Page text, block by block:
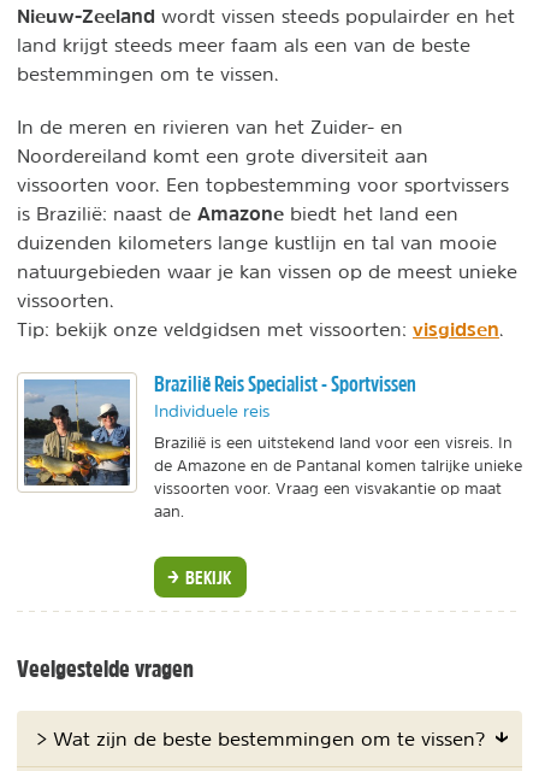
Nieuw-Zeeland wordt vissen steeds populairder en het
land krijgt steeds meer faam als een van de beste
bestemmingen om te vissen.
In de meren en rivieren van het Zuider- en
Noordereiland komt een grote diversiteit aan
vissoorten voor. Een topbestemming voor sportvissers
is Brazilië: naast de Amazone biedt het land een
duizenden kilometers lange kustlijn en tal van mooie
natuurgebieden waar je kan vissen op de meest unieke
vissoorten.
Tip: bekijk onze veldgidsen met vissoorten: visgidsen
Brazilië Reis Specialist - Sportvissen
Individuele reis
Brazilië is een uitstekend land voor een visreis. In
de Amazone en de Pantanal komen talrijke unieke
vissoorten voor. Vraag een visvakantie op maat
aan.
BEKIJK
Veelgestelde vragen
> Wat zijn de beste bestemmingen om te vissen?